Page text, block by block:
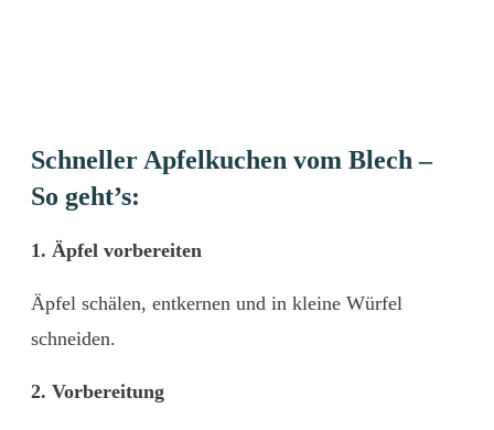
Schneller Apfelkuchen vom Blech –
So geht’s:
1. Äpfel vorbereiten
Äpfel schälen, entkernen und in kleine Würfel
schneiden.
2. Vorbereitung